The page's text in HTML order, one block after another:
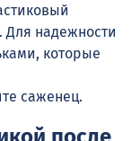
Для надежности
которые
саженец.